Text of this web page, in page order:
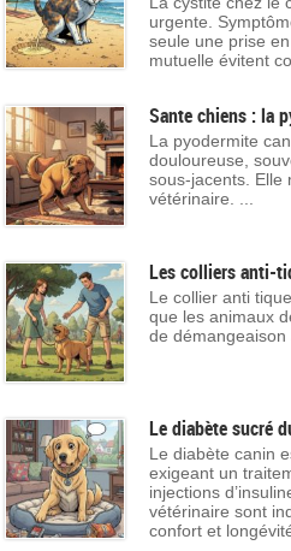
urgente.
seule une prise
mutuelle évitent
Sante chiens : la
La pyodermite
douloureuse,
sous-jacents. Elle
vétérinaire. ...
Les colliers anti-
Le collier anti
que les animaux
de démangeaison
Le diabète sucré
Le diabète canin
exigeant un
injections
vétérinaire sont
confort et